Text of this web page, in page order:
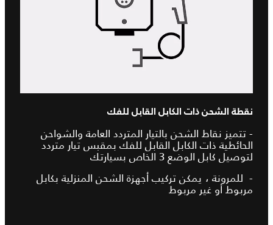
نقطة الشحن ذات الكابل القابل للفك
- تتميز نقاط الشحن بالتيار المتردد العامة والشواحن
الحائطية ذات الكابل القابل للفك بمقبس تيار متردد
لتوصيل كابل الوضع 3 الخاص بسيارتك
- للمرونة ، يمكن تركيب أجهزة الشحن المنزلية بكابل
مربوط أو غير مربوط